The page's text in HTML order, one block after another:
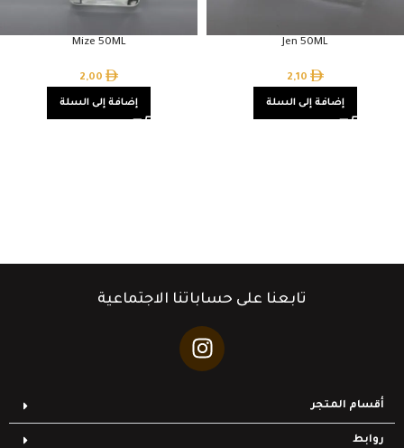
Jen 50ML
2,10
إضافة إلى السلة
Mize 50ML
2,00
إضافة إلى السلة
تابعنا على حساباتنا الاجتماعية
أقسام المتجر
روابط